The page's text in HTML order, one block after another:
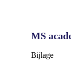
MS
Bijlage